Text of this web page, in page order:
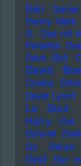
Dan
Danny Mark
G. Das mit
Paradies
Dave Ball
David
Crosby
David Lynch
La Soul
Harry
Def
Defunkt
Go
Denyo
Graf
Der